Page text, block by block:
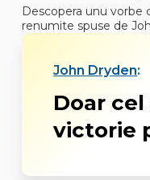
Descopera unu vorbe
renumite spuse de
John Dryden:
Doar
victorie